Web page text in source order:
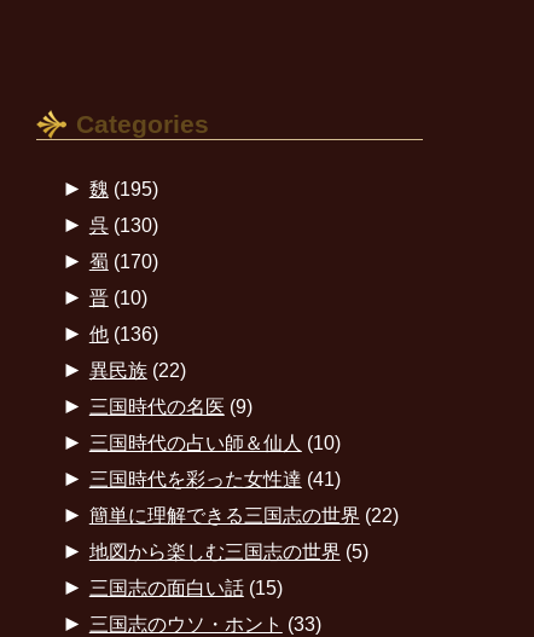
Categories
► 魏 (195)
► 呉(130)
► 蜀 (170)
► 晋(10)
► 他(136)
► 異民族(22)
► 三国時代の名医 (9)
► 三国時代の占い師＆仙人 (10)
► 三国時代を彩った女性達 (41)
► 簡単に理解できる三国志の世界 (22)
► 地図から楽しむ三国志の世界 (5)
► 三国志の面白い話(15)
► 三国志のウソ・ホント (33)